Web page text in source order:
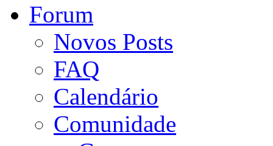
Forum
Novos Posts
FAQ
Calendário
Comunidade